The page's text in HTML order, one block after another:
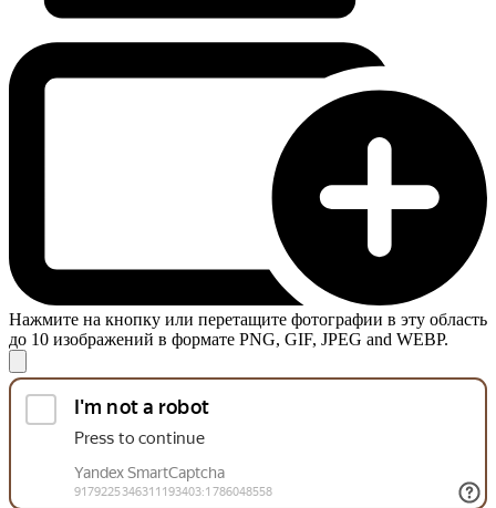
Нажмите на кнопку или перетащите фотографии в эту область
до 10 изображений в формате PNG, GIF, JPEG and WEBP.